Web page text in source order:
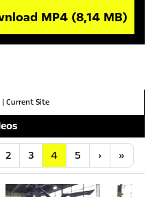
MP4 (8,14 MB)
| Current Site
2 3 4 5 ›Nächste
»